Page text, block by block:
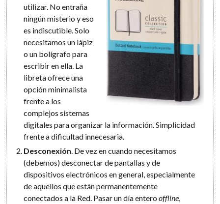
utilizar. No entraña
ningún misterio y eso
es indiscutible. Solo
necesitamos un lápiz
o un bolígrafo para
escribir en ella. La
libreta ofrece una
opción minimalista
frente a los
complejos sistemas
digitales para organizar la información. Simplicidad
frente a dificultad innecesaria.
Desconexión . De vez en cuando necesitamos
(debemos) desconectar de pantallas y de
dispositivos electrónicos en general, especialmente
de aquellos que están permanentemente
conectados a la Red. Pasar un día enterooffline